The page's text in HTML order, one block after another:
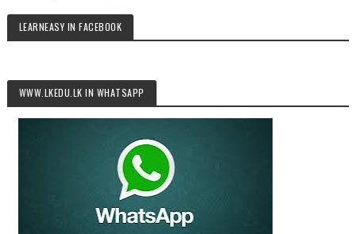
LEARNEASY IN FACEBOOK
WWW.LKEDU.LK IN WHATSAPP